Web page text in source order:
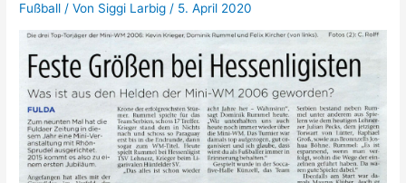
Fußball / Von Siggi Larbig / 5. April 2020